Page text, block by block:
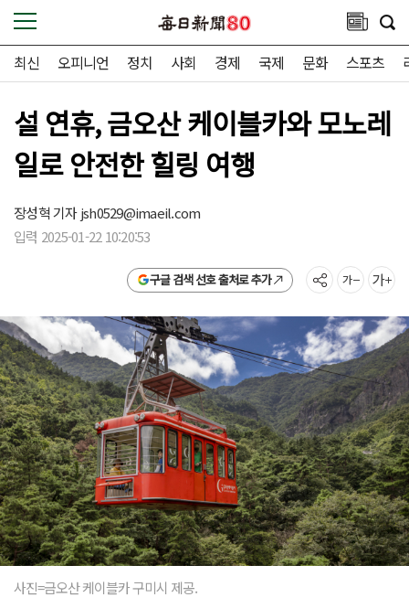
최신 오피니언 정치 사회 경제 국제 문화 스포츠
설 연휴, 금오산 케이블카와 모노레
일로 안전한 힐링 여행
장성혁 기자jsh0529@imaeil.com
입력 2025-01-22 10:20:53
구글 검색 선호 출처로 추가
사진=금오산 케이블카 구미시 제공.